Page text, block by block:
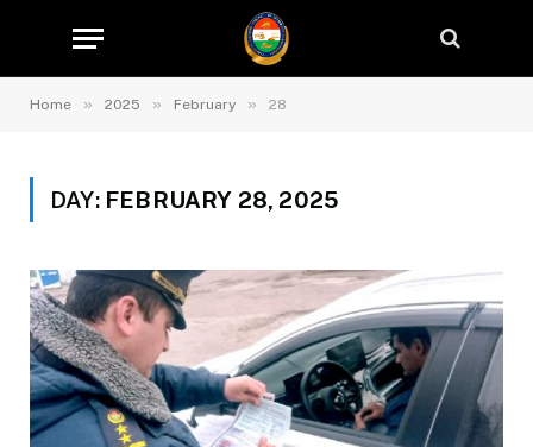
Home » 2025 » February » 28
DAY: FEBRUARY 28, 2025